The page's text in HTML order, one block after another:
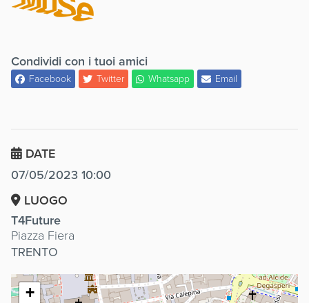
Condividi con i tuoi amici
Facebook Twitter Whatsapp Email
DATE
07/05/2023 10:00
LUOGO
T4Future
Piazza Fiera
TRENTO
+